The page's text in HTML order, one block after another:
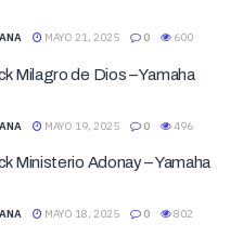
MAYO 21, 2025 0 600
Milagro de Dios – Yamaha
MAYO 19, 2025 0 496
Ministerio Adonay – Yamaha
MAYO 18, 2025 0 802